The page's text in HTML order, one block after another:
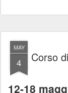
MAY
4 Corso
12-18